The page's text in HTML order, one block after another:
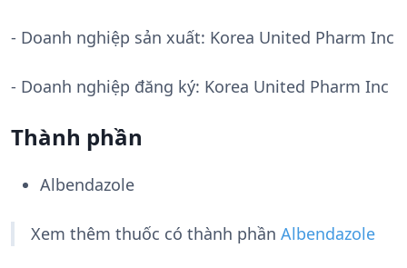
- Doanh nghiệp sản xuất: Korea United Pharm Inc
- Doanh nghiệp đăng ký: Korea United Pharm Inc
Thành phần
Albendazole
Xem thêm thuốc có thành phần Albendazole